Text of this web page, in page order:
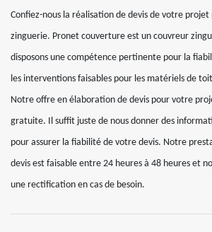
Confiez-nous la réalisation de devis de votre
zinguerie. Pronet couverture est un couvreur
disposons une compétence pertinente pour la
les interventions faisables pour les matériels de
Notre offre en élaboration de devis pour votre
gratuite. Il suffit juste de nous donner des
pour assurer la fiabilité de votre devis. Notre
devis est faisable entre 24 heures à 48 heures et
une rectification en cas de besoin.